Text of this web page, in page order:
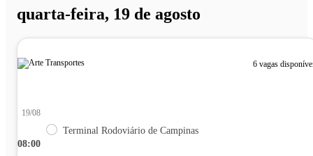
quarta-feira, 19 de agosto
6 vagas
08:00
19/08
Terminal Rodoviário de Campinas